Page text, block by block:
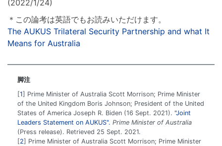
(2022/1/24)
＊この論考は英語でもお読みいただけます。
The AUKUS Trilateral Security Partnership and what It
Means for Australia
脚注
1
Prime Minister of Australia Scott Morrison; Prime Minister
of the United Kingdom Boris Johnson; President of the United
States of America Joseph R. Biden (16 Sept. 2021). "Joint
Leaders Statement on AUKUS". Prime Minister of Australia
(Press release). Retrieved 25 Sept. 2021.
2
Prime Minister of Australia Scott Morrison; Prime Minister